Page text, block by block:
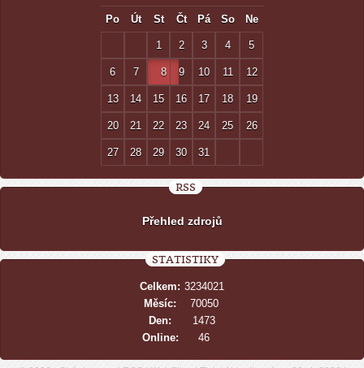
Po Út St Čt Pá So Ne
1 2 3 4 5
6 7 8 9 10 11 12
13 14 15 16 17 18 19
20 21 22 23 24 25 26
27 28 29 30 31
RSS
Přehled zdrojů
STATISTIKY
Online: 46
Celkem: 3234021
Měsíc:
70050
Den:
1473